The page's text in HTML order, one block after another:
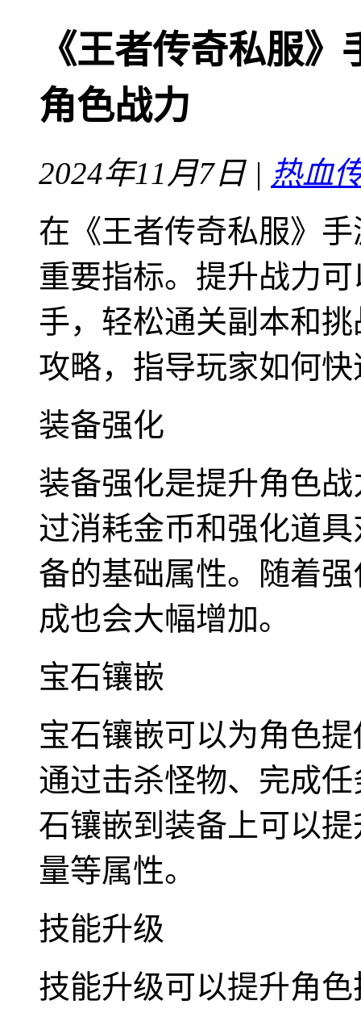
《王者传奇私服
角色战力
2024年11月7日 | 热血
在《王者传奇私服》
重要指标。提升战力
手，轻松通关副本和
攻略，指导玩家如何
装备强化
装备强化是提升角色
过消耗金币和强化道
备的基础属性。随着
成也会大幅增加。
宝石镶嵌
宝石镶嵌可以为角色
通过击杀怪物、完成
石镶嵌到装备上可以
量等属性。
技能升级
技能升级可以提升角